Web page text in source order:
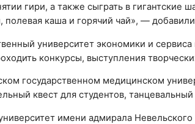
гири, а также сыграть в
каша и горячий чай», — добавили
университет экономики и
конкурсы, выступления
государственном медицинском
квест для студентов, танцевальный
имени адмирала